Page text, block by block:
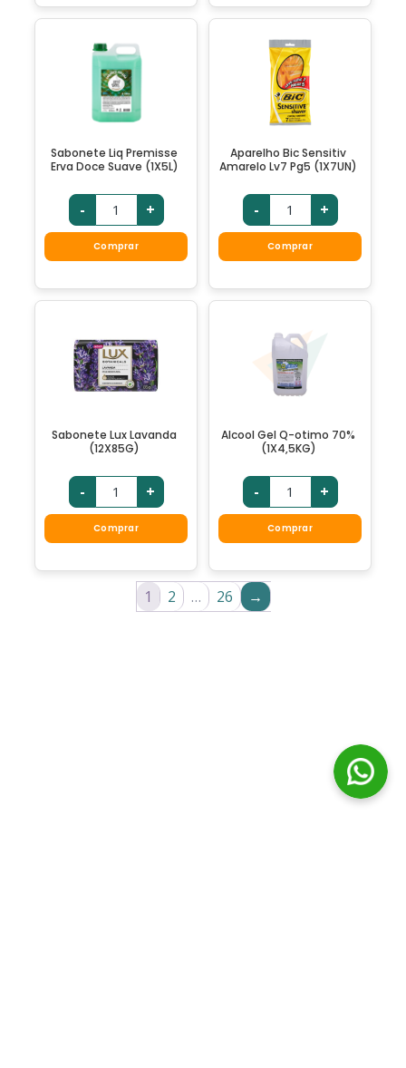
Sabonete Liq Premisse
Erva Doce Suave (1X5L)
- +
Comprar
Aparelho Bic Sensitiv
Amarelo Lv7 Pg5 (1X7UN)
- +
Comprar
Sabonete Lux Lavanda
(12X85G)
- +
Comprar
Alcool Gel Q-otimo 70%
(1X4,5KG)
- +
Comprar
1 2 … 26 →